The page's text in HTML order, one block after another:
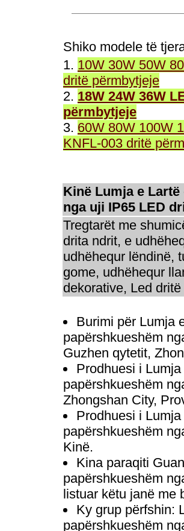
Shiko modele të
1. 10W 30W 50W
dritë përmbytjeje
2. 18W 24W 36W
përmbytjeje
3. 60W 80W 100W
KNFL-003 dritë
Kinë Lumja e
nga uji IP65 LED
Tregtarët me
drita ndrit, e
udhëhequr lëndinë,
gome, udhëhequr
dekorative, Led
Burimi për Lumja
papërshkueshëm
Guzhen qytetit,
Prodhuesi i
papërshkueshëm
Zhongshan City,
Prodhuesi i
papërshkueshëm
Kinë.
Kina paraqiti
papërshkueshëm
listuar këtu janë me
Ky grup përfshin:
papërshkueshëm